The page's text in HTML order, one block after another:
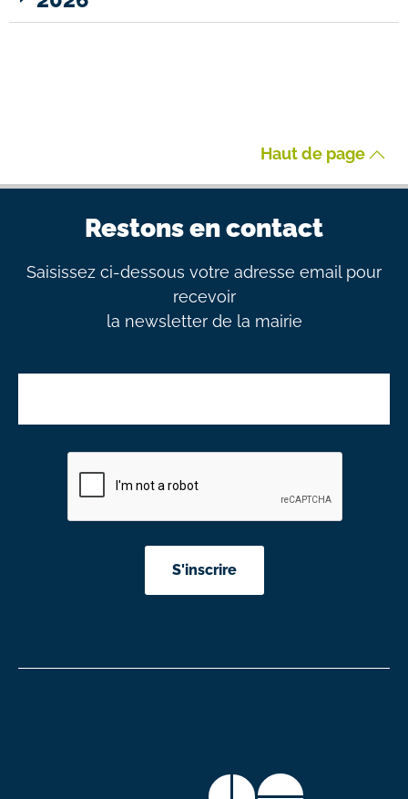
Haut de page
Restons en contact
Saisissez ci-dessous votre adresse email pour
recevoir
la newsletter de la mairie